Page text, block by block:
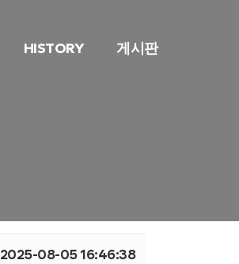
HISTORY 게시판
2025-08-05 16:46:38